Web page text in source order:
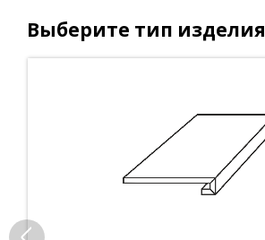
Выберите тип изделия